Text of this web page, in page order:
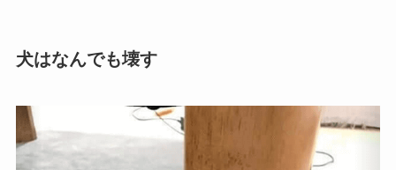
犬はなんでも壊す